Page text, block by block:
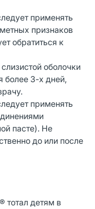
применять
признаков
обратиться к
оболочки
более 3-х дней,
применять
пасте). Не
до или после
тотал детям в